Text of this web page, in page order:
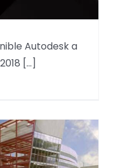
disponible
Autodesk a
[...]